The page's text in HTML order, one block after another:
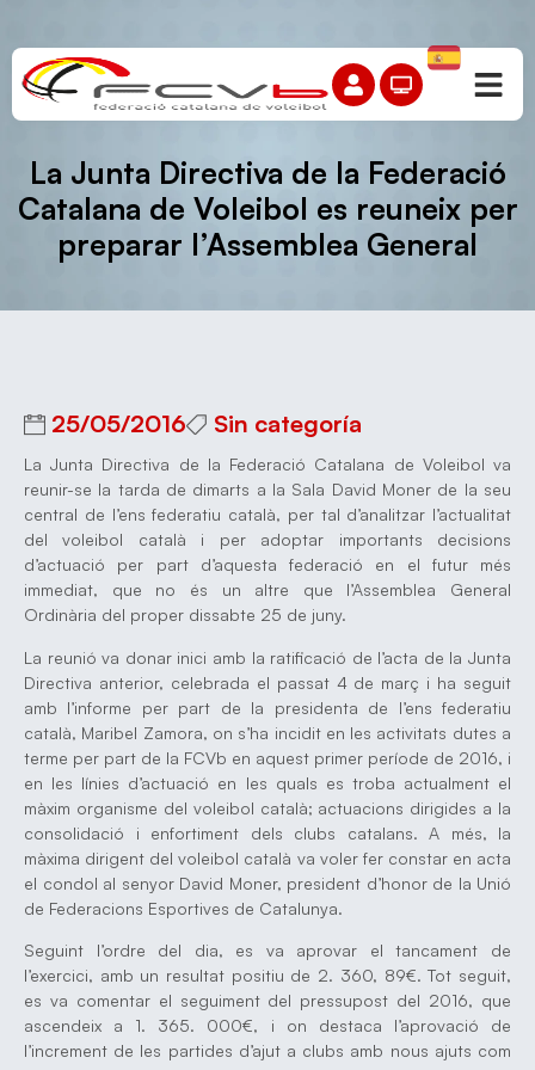
La Junta Directiva de la Federació
Catalana de Voleibol es reuneix per
preparar l’Assemblea General
25/05/2016 Sin categoría
La Junta Directiva de la Federació Catalana de Voleibol va
reunir-se la tarda de dimarts a la Sala David Moner de la seu
central de l’ens federatiu català, per tal d’analitzar l’actualitat
del voleibol català i per adoptar importants decisions
d’actuació per part d’aquesta federació en el futur més
immediat, que no és un altre que l’Assemblea General
Ordinària del proper dissabte 25 de juny.
La reunió va donar inici amb la ratificació de l’acta de la Junta
Directiva anterior, celebrada el passat 4 de març i ha seguit
amb l’informe per part de la presidenta de l’ens federatiu
català, Maribel Zamora, on s’ha incidit en les activitats dutes a
terme per part de la FCVb en aquest primer període de 2016, i
en les línies d’actuació en les quals es troba actualment el
màxim organisme del voleibol català; actuacions dirigides a la
consolidació i enfortiment dels clubs catalans. A més, la
màxima dirigent del voleibol català va voler fer constar en acta
el condol al senyor David Moner, president d’honor de la Unió
de Federacions Esportives de Catalunya.
Seguint l’ordre del dia, es va aprovar el tancament de
l’exercici, amb un resultat positiu de 2. 360, 89€. Tot seguit,
es va comentar el seguiment del pressupost del 2016, que
ascendeix a 1. 365. 000€, i on destaca l’aprovació de
l’increment de les partides d’ajut a clubs amb nous ajuts com